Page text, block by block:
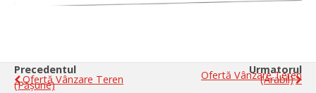
Precedentul
Ofertă Vânzare Teren
(pășune)
Urmatorul
Ofertă Vânzare Teren
(arabil)